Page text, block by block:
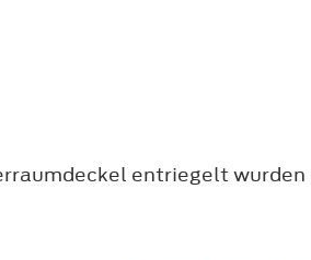
entriegelt wurden